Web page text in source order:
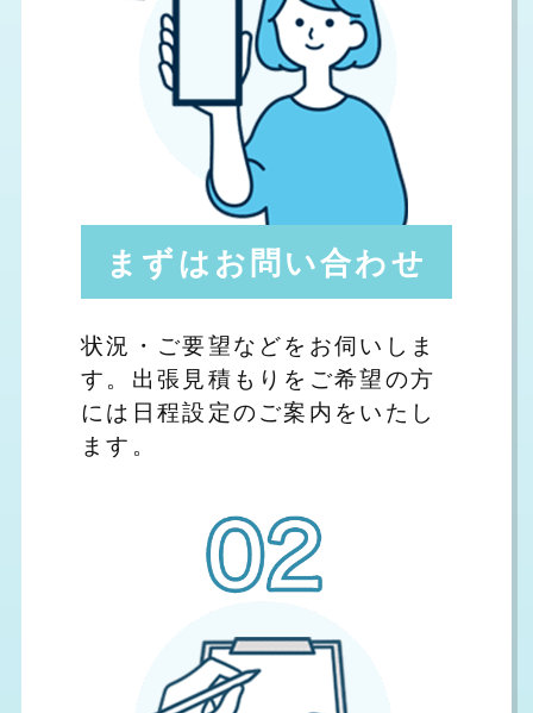
まずはお問い合わせ
状況・ご要望などをお伺いしま
す。出張見積もりをご希望の方
には日程設定のご案内をいたし
ます。